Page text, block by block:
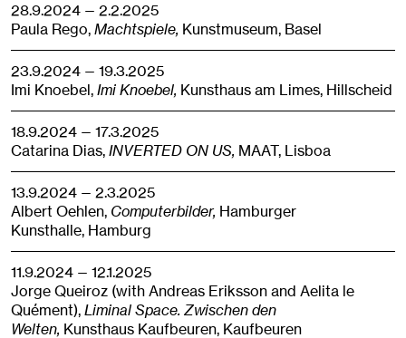
28.9.2024 — 2.2.2025
Paula Rego,Machtspiele, Kunstmuseum, Basel
23.9.2024 — 19.3.2025
Imi Knoebel,Imi Knoebel, Kunsthaus am Limes, Hillscheid
18.9.2024 — 17.3.2025
Catarina Dias,INVERTED ON US, MAAT, Lisboa
13.9.2024 — 2.3.2025
Albert Oehlen, Computerbilder, Hamburger
Kunsthalle, Hamburg
11.9.2024 — 12.1.2025
Jorge Queiroz (with Andreas Eriksson and Aelita le
Quément),Liminal Space. Zwischen den
Welten, Kunsthaus Kaufbeuren, Kaufbeuren